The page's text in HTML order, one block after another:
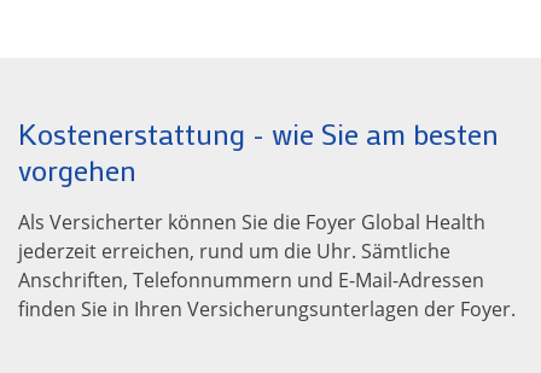
Kostenerstattung - wie Sie am besten
vorgehen
Als Versicherter können Sie die Foyer Global Health
jederzeit erreichen, rund um die Uhr. Sämtliche
Anschriften, Telefonnummern und E-Mail-Adressen
finden Sie in Ihren Versicherungsunterlagen der Foyer.